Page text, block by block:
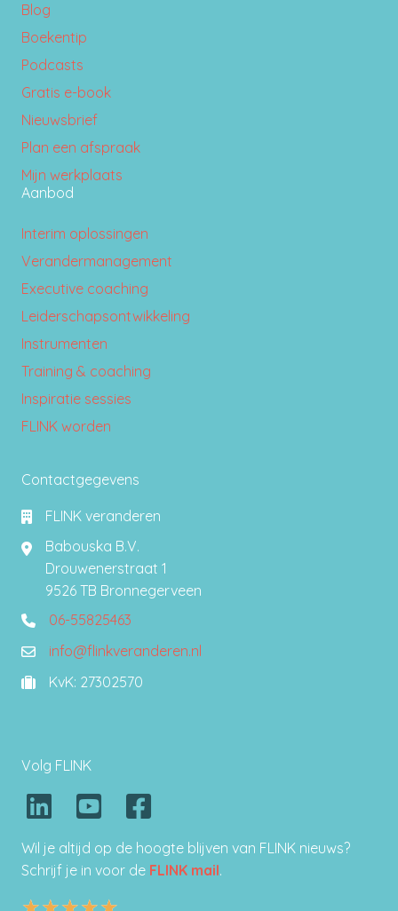
Blog
Boekentip
Podcasts
Gratis e-book
Nieuwsbrief
Plan een afspraak
Mijn werkplaats
Aanbod
Interim oplossingen
Verandermanagement
Executive coaching
Leiderschapsontwikkeling
Instrumenten
Training & coaching
Inspiratie sessies
FLINK worden
Contactgegevens
FLINK veranderen
Babouska B.V.
Drouwenerstraat 1
9526 TB Bronnegerveen
0655825463
06-55825463
info@flinkveranderen.nl
info@flinkveranderen.nl
27302570
KvK: 27302570
Volg FLINK
Wil je altijd op de hoogte blijven van FLINK nieuws?
Schrijf je in voor de FLINK mail.